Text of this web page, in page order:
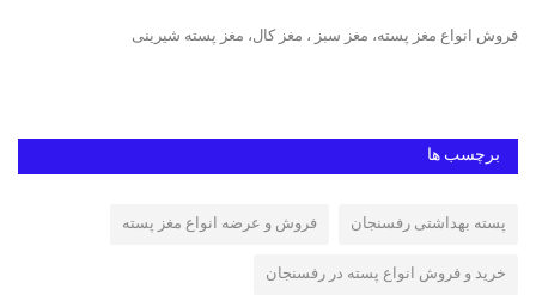
فروش انواع مغز پسته، مغز سبز ، مغز کال، مغز پسته شیرینی
برچسب ها
پسته بهداشتی رفسنجان فروش و عرضه انواع مغز پسته
خرید و فروش انواع پسته در رفسنجان